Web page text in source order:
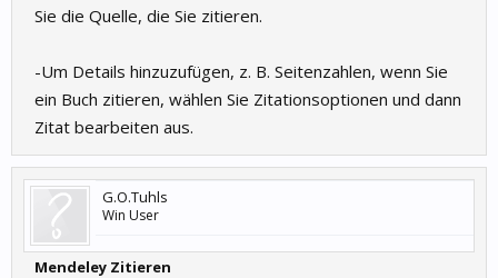
Sie die Quelle, die Sie zitieren.
-Um Details hinzuzufügen, z. B. Seitenzahlen, wenn Sie
ein Buch zitieren, wählen Sie Zitationsoptionen und dann
Zitat bearbeiten aus.
G.O.Tuhls
Win User
Mendeley Zitieren